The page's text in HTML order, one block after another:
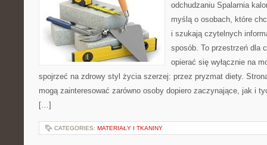
odchudzaniu Spalarnia
myślą o osobach, które
i szukają czytelnych
sposób. To przestrzeń dla
opierać się wyłącznie na
spojrzeć na zdrowy styl życia szerzej: przez pryzmat diety.
mogą zainteresować zarówno osoby dopiero zaczynające, jak i
[…]
CATEGORIES: MATERIAŁY I TKANINY